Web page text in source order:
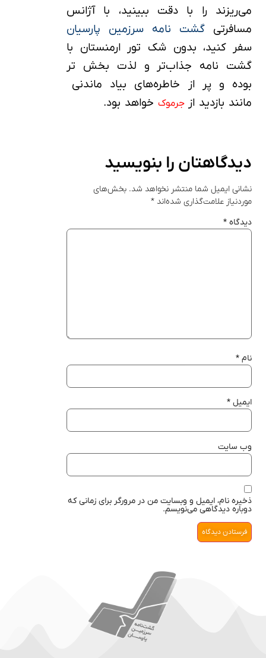
می‌ریزند را با دقت ببینید، با آژانس
مسافرتی گشت نامه سرزمین پارسیان
سفر کنید، بدون شک تور ارمنستان با
گشت نامه جذاب‌تر و لذت‌ بخش تر
بوده و پر از خاطره‌های بیاد ماندنی
مانند بازدید از جرموک خواهد بود.
دیدگاهتان را بنویسید
نشانی ایمیل شما منتشر نخواهد شد. بخش‌های
موردنیاز علامت‌گذاری شده‌اند *
دیدگاه *
نام *
ایمیل *
وب‌ سایت
ذخیره نام، ایمیل و وبسایت من در مرورگر برای زمانی که
دوباره دیدگاهی می‌نویسم.